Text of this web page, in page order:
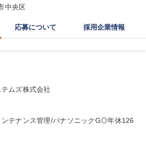
中央区
応募について 採用企業情報
ムズ株式会社
ンテナンス管理/パナソニックG◎年休126